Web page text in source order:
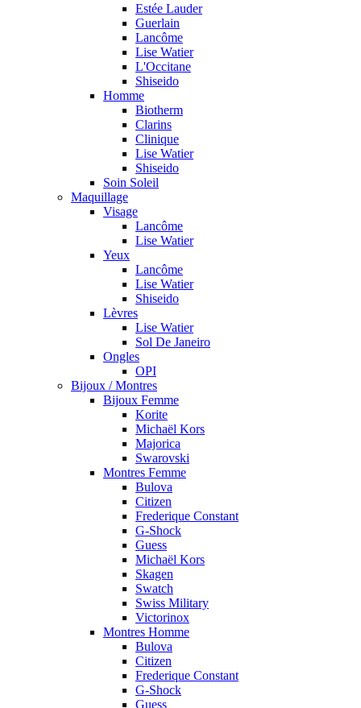
Estée Lauder
Guerlain
Lancôme
Lise Watier
L'Occitane
Shiseido
Homme
Biotherm
Clarins
Clinique
Lise Watier
Shiseido
Soin Soleil
Maquillage
Visage
Lancôme
Lise Watier
Yeux
Lancôme
Lise Watier
Shiseido
Lèvres
Lise Watier
Sol De Janeiro
Ongles
OPI
Bijoux / Montres
Bijoux Femme
Korite
Michaël Kors
Majorica
Swarovski
Montres Femme
Bulova
Citizen
Frederique Constant
G-Shock
Guess
Michaël Kors
Skagen
Swatch
Swiss Military
Victorinox
Montres Homme
Bulova
Citizen
Frederique Constant
G-Shock
Guess